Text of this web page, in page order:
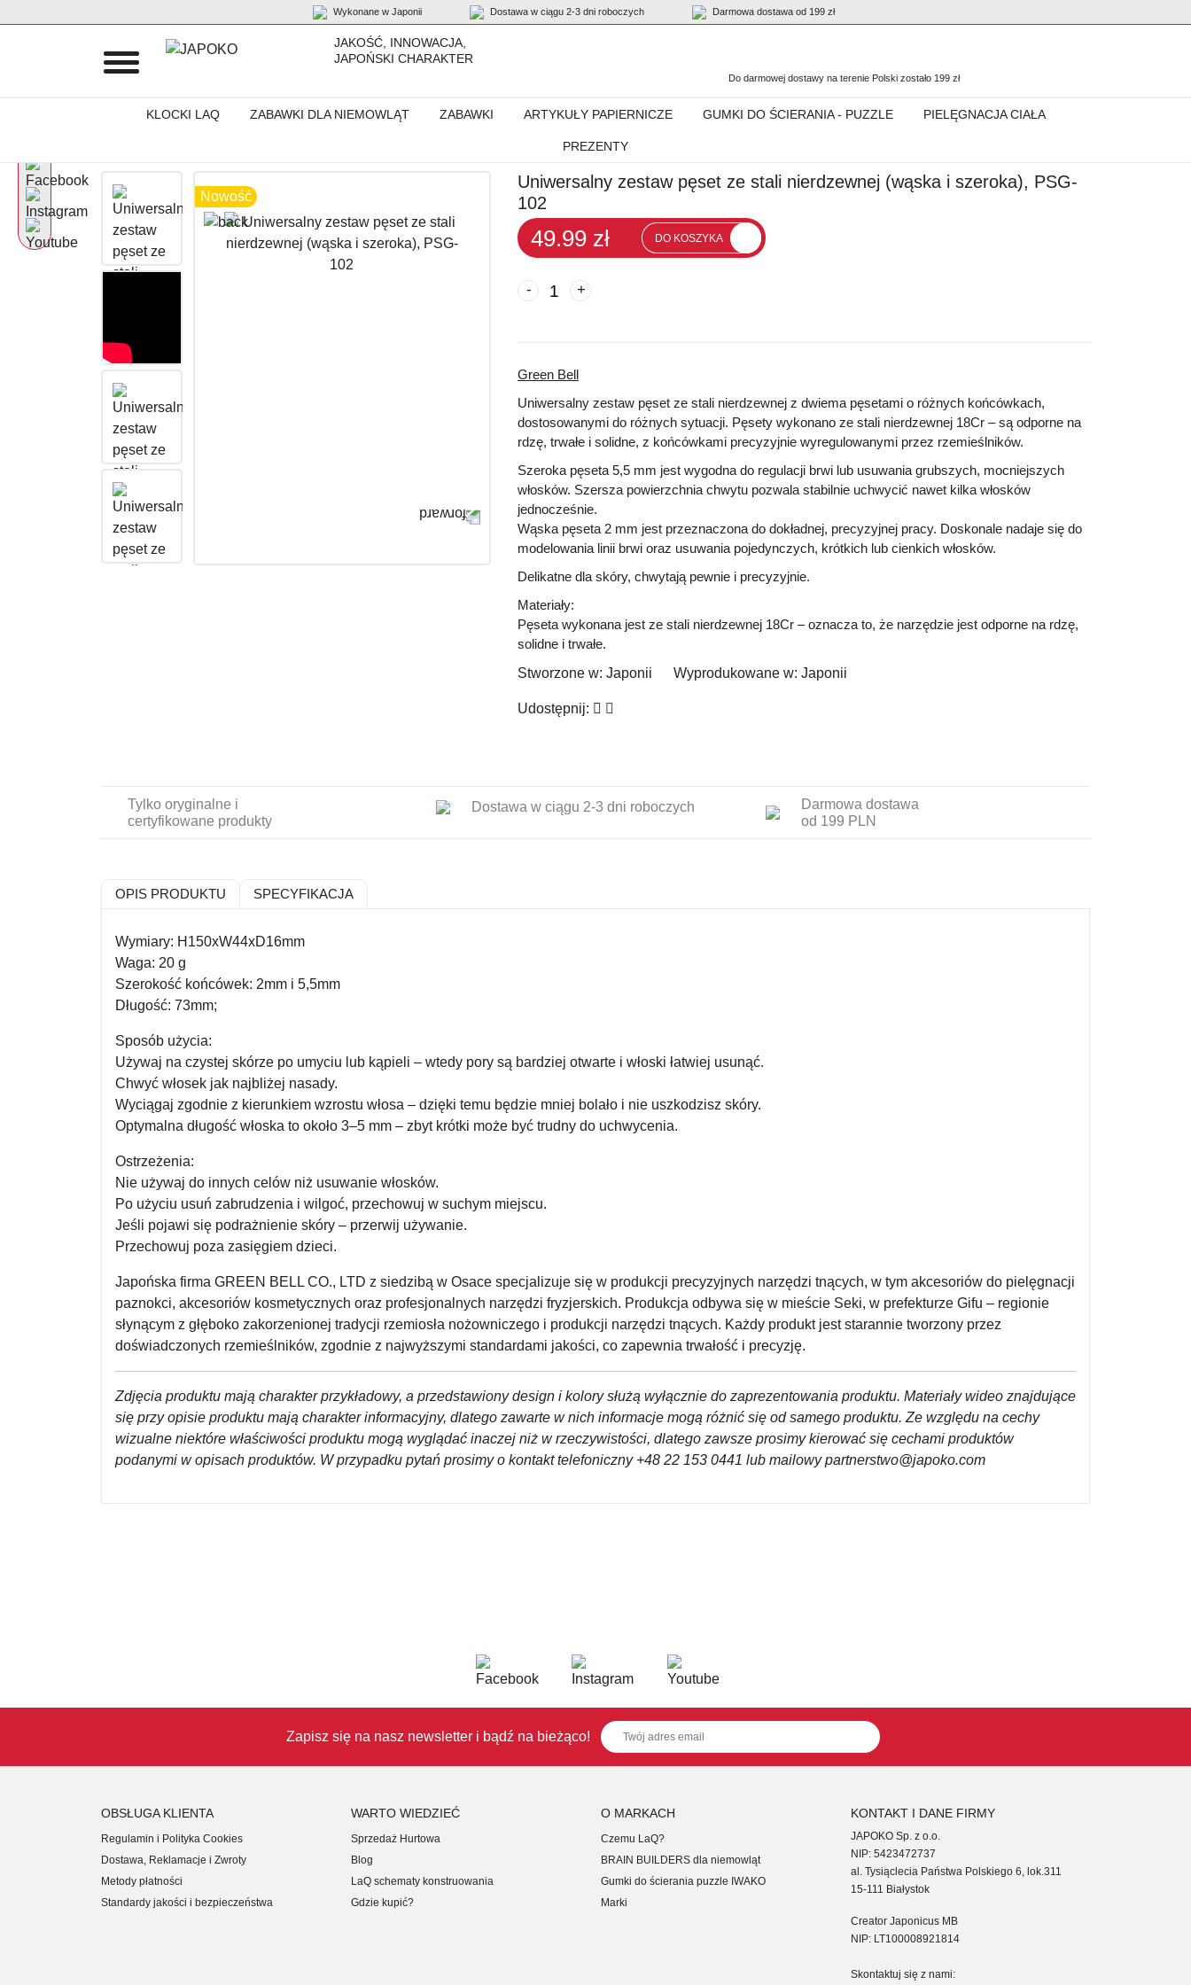
Wykonane w Japonii Dostawa w ciągu 2-3 dni roboczych Darmowa dostawa od 199 zł
JAKOŚĆ, INNOWACJA,
JAPOŃSKI CHARAKTER
Do darmowej dostawy na terenie Polski zostało 199 zł
KLOCKI LAQ ZABAWKI DLA NIEMOWLĄT ZABAWKI ARTYKUŁY PAPIERNICZE GUMKI DO ŚCIERANIA - PUZZLE PIELĘGNACJA CIAŁA
PREZENTY
Uniwersalny zestaw pęset ze stali nierdzewnej (wąska i szeroka), PSG-102
Nowość
Uniwersalny zestaw pęset ze stali nierdzewnej (wąska i szeroka), PSG-
102
49.99 zł DO KOSZYKA
- +
Green Bell
Uniwersalny zestaw pęset ze stali nierdzewnej z dwiema pęsetami o różnych końcówkach,
dostosowanymi do różnych sytuacji. Pęsety wykonano ze stali nierdzewnej 18Cr – są odporne na
rdzę, trwałe i solidne, z końcówkami precyzyjnie wyregulowanymi przez rzemieślników.
Szeroka pęseta 5,5 mm jest wygodna do regulacji brwi lub usuwania grubszych, mocniejszych
włosków. Szersza powierzchnia chwytu pozwala stabilnie uchwycić nawet kilka włosków
jednocześnie.
Wąska pęseta 2 mm jest przeznaczona do dokładnej, precyzyjnej pracy. Doskonale nadaje się do
modelowania linii brwi oraz usuwania pojedynczych, krótkich lub cienkich włosków.
Delikatne dla skóry, chwytają pewnie i precyzyjnie.
Materiały:
Pęseta wykonana jest ze stali nierdzewnej 18Cr – oznacza to, że narzędzie jest odporne na rdzę,
solidne i trwałe.
Stworzone w: Japonii Wyprodukowane w: Japonii
Udostępnij:
Tylko oryginalne i
certyfikowane produkty
Dostawa w ciągu 2-3 dni roboczych
Darmowa dostawa
od 199 PLN
OPIS PRODUKTU SPECYFIKACJA
Wymiary: H150xW44xD16mm
Waga: 20 g
Szerokość końcówek: 2mm i 5,5mm
Długość: 73mm;
Sposób użycia:
Używaj na czystej skórze po umyciu lub kąpieli – wtedy pory są bardziej otwarte i włoski łatwiej usunąć.
Chwyć włosek jak najbliżej nasady.
Wyciągaj zgodnie z kierunkiem wzrostu włosa – dzięki temu będzie mniej bolało i nie uszkodzisz skóry.
Optymalna długość włoska to około 3–5 mm – zbyt krótki może być trudny do uchwycenia.
Ostrzeżenia:
Nie używaj do innych celów niż usuwanie włosków.
Po użyciu usuń zabrudzenia i wilgoć, przechowuj w suchym miejscu.
Jeśli pojawi się podrażnienie skóry – przerwij używanie.
Przechowuj poza zasięgiem dzieci.
Japońska firma GREEN BELL CO., LTD z siedzibą w Osace specjalizuje się w produkcji precyzyjnych narzędzi tnących, w tym akcesoriów do pielęgnacji
paznokci, akcesoriów kosmetycznych oraz profesjonalnych narzędzi fryzjerskich. Produkcja odbywa się w mieście Seki, w prefekturze Gifu – regionie
słynącym z głęboko zakorzenionej tradycji rzemiosła nożowniczego i produkcji narzędzi tnących. Każdy produkt jest starannie tworzony przez
doświadczonych rzemieślników, zgodnie z najwyższymi standardami jakości, co zapewnia trwałość i precyzję.
Zdjęcia produktu mają charakter przykładowy, a przedstawiony design i kolory służą wyłącznie do zaprezentowania produktu. Materiały wideo znajdujące
się przy opisie produktu mają charakter informacyjny, dlatego zawarte w nich informacje mogą różnić się od samego produktu. Ze względu na cechy
wizualne niektóre właściwości produktu mogą wyglądać inaczej niż w rzeczywistości, dlatego zawsze prosimy kierować się cechami produktów
podanymi w opisach produktów. W przypadku pytań prosimy o kontakt telefoniczny +48 22 153 0441 lub mailowy partnerstwo@japoko.com
Zapisz się na nasz newsletter i bądź na bieżąco!
OBSŁUGA KLIENTA
Regulamin i Polityka Cookies
Dostawa, Reklamacje i Zwroty
Metody płatności
Standardy jakości i bezpieczeństwa
WARTO WIEDZIEĆ
Sprzedaż Hurtowa
Blog
LaQ schematy konstruowania
Gdzie kupić?
O MARKACH
Czemu LaQ?
BRAIN BUILDERS dla niemowląt
Gumki do ścierania puzzle IWAKO
Marki
KONTAKT I DANE FIRMY
JAPOKO Sp. z o.o.
NIP: 5423472737
al. Tysiąclecia Państwa Polskiego 6, lok.311
15-111 Białystok
Creator Japonicus MB
NIP: LT100008921814
Skontaktuj się z nami: